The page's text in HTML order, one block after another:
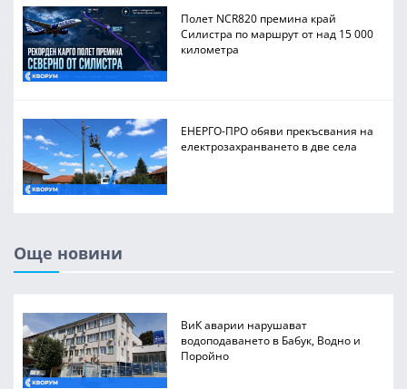
Полет NCR820 премина край
Силистра по маршрут от над 15 000
километра
ЕНЕРГО-ПРО обяви прекъсвания на
електрозахранването в две села
Още новини
ВиК аварии нарушават
водоподаването в Бабук, Водно и
Поройно